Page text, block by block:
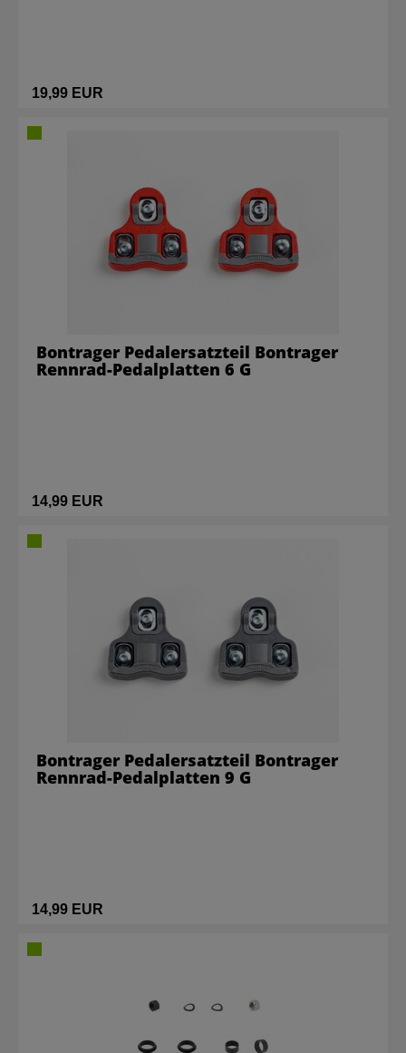
19,99 EUR
14,99 EUR
Bontrager Pedalersatzteil Bontrager
Rennrad-Pedalplatten 6 G
14,99 EUR
Bontrager Pedalersatzteil Bontrager
Rennrad-Pedalplatten 9 G